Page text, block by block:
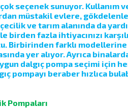
seçenek sunuyor. Kullanım
müstakil evlere,
ve tarım alanında da
fazla ihtiyacınızı
Birbirinden farklı
yer alıyor. Ayrıca
dalgıç pompa seçimi için
pompayı beraber hızlıca
Pompaları